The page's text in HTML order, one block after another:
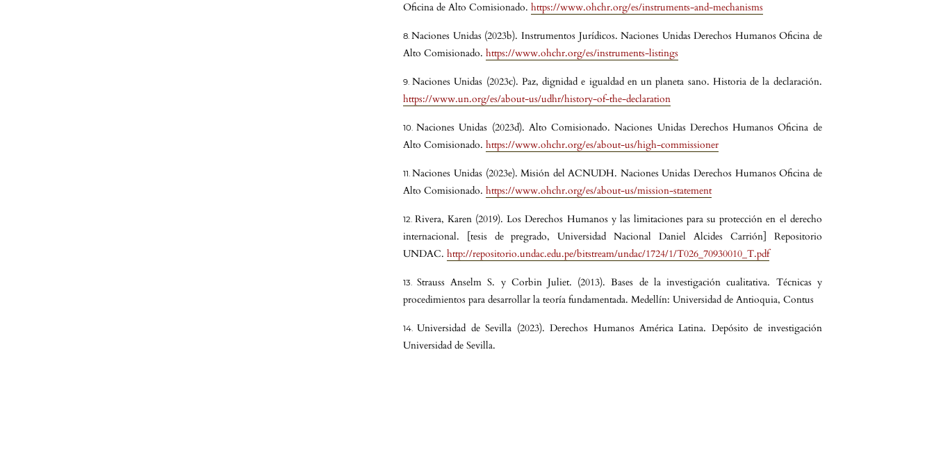
Oficina de Alto Comisionado. https://www.ohchr.org/es/instruments-and-mechanisms
Naciones Unidas (2023b). Instrumentos Jurídicos. Naciones Unidas Derechos Humanos Oficina de
Alto Comisionado. https://www.ohchr.org/es/instruments-listings
Naciones Unidas (2023c). Paz, dignidad e igualdad en un planeta sano. Historia de la declaración.
https://www.un.org/es/about-us/udhr/history-of-the-declaration
Naciones Unidas (2023d). Alto Comisionado. Naciones Unidas Derechos Humanos Oficina de
Alto Comisionado. https://www.ohchr.org/es/about-us/high-commissioner
Naciones Unidas (2023e). Misión del ACNUDH. Naciones Unidas Derechos Humanos Oficina de
Alto Comisionado. https://www.ohchr.org/es/about-us/mission-statement
Rivera, Karen (2019). Los Derechos Humanos y las limitaciones para su protección en el derecho
internacional. [tesis de pregrado, Universidad Nacional Daniel Alcides Carrión] Repositorio
UNDAC. http://repositorio.undac.edu.pe/bitstream/undac/1724/1/T026_70930010_T.pdf
Strauss Anselm S. y Corbin Juliet. (2013). Bases de la investigación cualitativa. Técnicas y
procedimientos para desarrollar la teoría fundamentada. Medellín: Universidad de Antioquia, Contus
Universidad de Sevilla (2023). Derechos Humanos América Latina. Depósito de investigación
Universidad de Sevilla.